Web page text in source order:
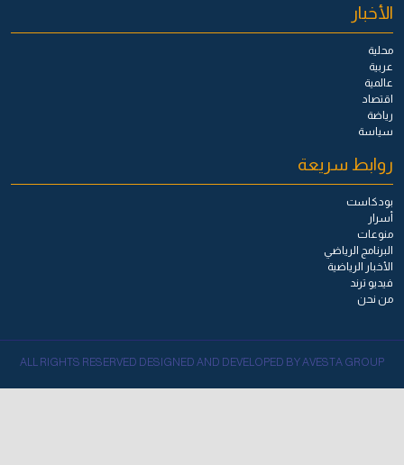
الأخبار
محلية
عربية
عالمية
اقتصاد
رياضة
سياسة
روابط سريعة
بودكاست
أسرار
منوعات
البرنامج الرياضي
الأخبار الرياضية
فيديو ترند
من نحن
ALL RIGHTS RESERVED DESIGNED AND DEVELOPED BY AVESTA GROUP